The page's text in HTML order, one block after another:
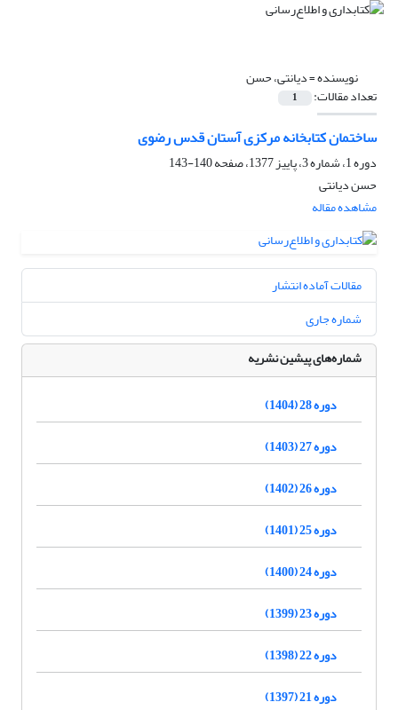
نویسنده =دیانتی، حسن
تعداد مقالات: 1
ساختمان کتابخانه مرکزی آستان قدس رضوی
دوره 1، شماره 3، پاییز 1377، صفحه
140-143
حسن دیانتی
مشاهده مقاله
مقالات آماده انتشار
شماره جاری
شماره‌های پیشین نشریه
دوره 28 (1404)
دوره 27 (1403)
دوره 26 (1402)
دوره 25 (1401)
دوره 24 (1400)
دوره 23 (1399)
دوره 22 (1398)
دوره 21 (1397)